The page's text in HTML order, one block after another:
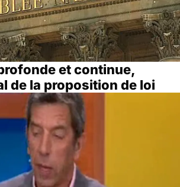
et continue,
de la proposition de loi